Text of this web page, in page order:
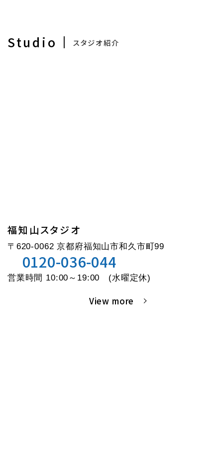
Studio スタジオ紹介
福知山スタジオ
〒620-0062 京都府福知山市和久市町99
0120-036-044
営業時間 10:00～19:00 (水曜定休)
View more